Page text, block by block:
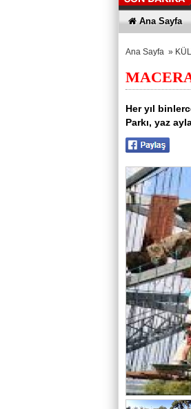
Ana Sayfa
Ana Sayfa »
Her yıl
Parkı, yaz